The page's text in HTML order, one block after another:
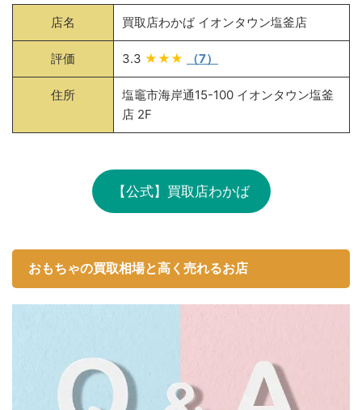
店名 買取店わかば イオンタウン塩釜店
評価 3.3 ★★★ （7）
住所
塩竈市海岸通15-100 イオンタウン塩釜
店 2F
【公式】買取店わかば
おもちゃの買取相場と高く売れるお店